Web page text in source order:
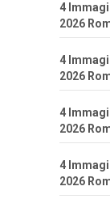
4
2026
4
2026
4
2026
4
2026